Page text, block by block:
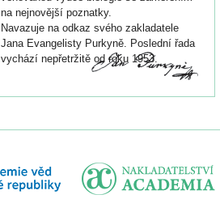
na nejnovější poznatky.
Navazuje na odkaz svého zakladatele
Jana Evangelisty Purkyně. Poslední řada
vychází nepřetržitě od roku 1953.